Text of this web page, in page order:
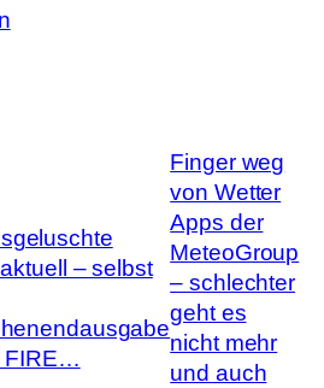
– selbst
FIRE…
Finger weg
von Wetter
Apps der
MeteoGroup
– schlechter
geht es
nicht mehr
und auch